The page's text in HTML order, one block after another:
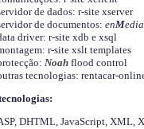
de dados: r-site xserver
de documentos: enMedia
driver: r-site xdb e xsql
r-site xslt templates
Noahflood control
tecnologias: rentacar-
DHTML, JavaScript, XML,